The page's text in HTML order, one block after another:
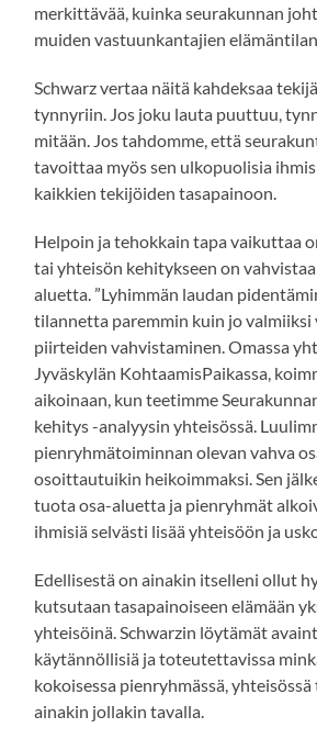
merkittävää, kuinka seurakunnan
muiden vastuunkantajien
Schwarz vertaa näitä kahdeksaa
tynnyriin. Jos joku lauta puuttuu,
mitään. Jos tahdomme, että
tavoittaa myös sen ulkopuolisia
kaikkien tekijöiden tasapainoon.
Helpoin ja tehokkain tapa vaikuttaa
tai yhteisön kehitykseen on
aluetta. ”Lyhimmän laudan
tilannetta paremmin kuin jo valmiiksi
piirteiden vahvistaminen. Omassa
Jyväskylän KohtaamisPaikassa,
aikoinaan, kun teetimme
kehitys -analyysin yhteisössä.
pienryhmätoiminnan olevan vahva
osoittautuikin heikoimmaksi. Sen
tuota osa-aluetta ja pienryhmät
ihmisiä selvästi lisää yhteisöön ja
Edellisestä on ainakin itselleni ollut
kutsutaan tasapainoiseen elämään
yhteisöinä. Schwarzin löytämät
käytännöllisiä ja toteutettavissa
kokoisessa pienryhmässä,
ainakin jollakin tavalla.